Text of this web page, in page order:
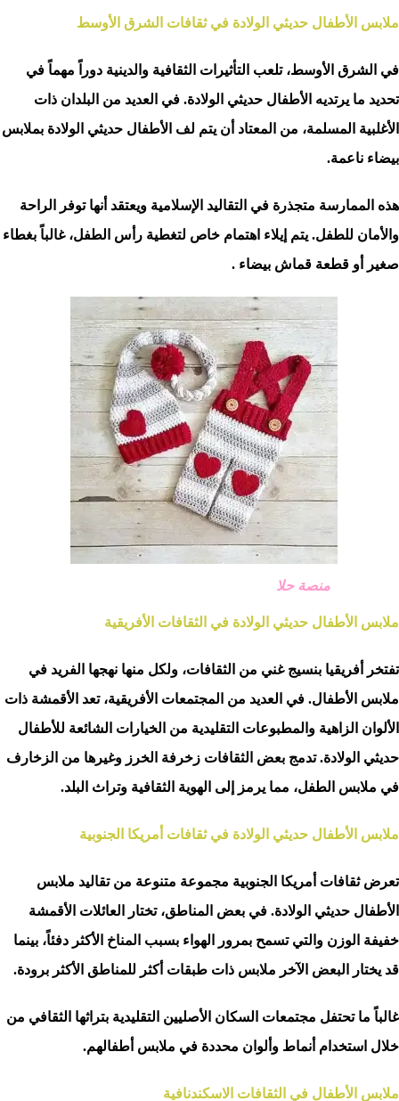
ملابس الأطفال حديثي الولادة في ثقافات الشرق الأوسط
في الشرق الأوسط، تلعب التأثيرات الثقافية والدينية دوراً مهماً في
تحديد ما يرتديه الأطفال حديثي الولادة. في العديد من البلدان ذات
الأغلبية المسلمة، من المعتاد أن يتم لف الأطفال حديثي الولادة بملابس
بيضاء ناعمة.
هذه الممارسة متجذرة في التقاليد الإسلامية ويعتقد أنها توفر الراحة
والأمان للطفل. يتم إيلاء اهتمام خاص لتغطية رأس الطفل، غالباً بغطاء
صغير أو قطعة قماش بيضاء .
منصة حلا
ملابس الأطفال حديثي الولادة في الثقافات الأفريقية
تفتخر أفريقيا بنسيج غني من الثقافات، ولكل منها نهجها الفريد في
ملابس الأطفال. في العديد من المجتمعات الأفريقية، تعد الأقمشة ذات
الألوان الزاهية والمطبوعات التقليدية من الخيارات الشائعة للأطفال
حديثي الولادة. تدمج بعض الثقافات زخرفة الخرز وغيرها من الزخارف
في ملابس الطفل، مما يرمز إلى الهوية الثقافية وتراث البلد.
ملابس الأطفال حديثي الولادة في ثقافات أمريكا الجنوبية
تعرض ثقافات أمريكا الجنوبية مجموعة متنوعة من تقاليد ملابس
الأطفال حديثي الولادة. في بعض المناطق، تختار العائلات الأقمشة
خفيفة الوزن والتي تسمح بمرور الهواء بسبب المناخ الأكثر دفئاً، بينما
قد يختار البعض الآخر ملابس ذات طبقات أكثر للمناطق الأكثر برودة.
غالباً ما تحتفل مجتمعات السكان الأصليين التقليدية بتراثها الثقافي من
خلال استخدام أنماط وألوان محددة في ملابس أطفالهم.
ملابس الأطفال في الثقافات الاسكندنافية